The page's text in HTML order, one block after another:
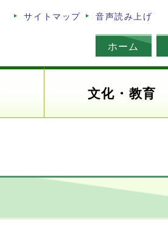
サイトマップ 音声読み上げ
ホーム
文化・教育